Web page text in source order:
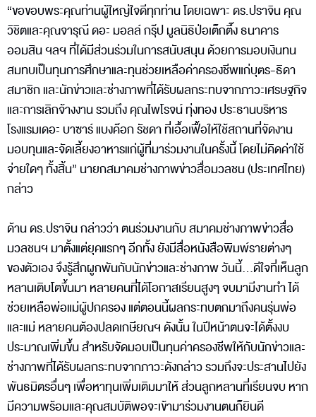
“ขอขอบพระคุณท่านผู้ใหญ่ใจดีทุกท่าน โดยเฉพาะ ดร.ปราจิน คุณ
วิชิตและคุณจารุณี ดอะ มอลล์ กรุ๊ป มูลนิธิป่อเต็กตึ๊ง ธนาคาร
ออมสิน ฯลฯ ที่ได้มีส่วนร่วมในการสนับสนุน ด้วยการมอบเงินทน
สมทบเป็นทุนการศึกษาและทุนช่วยเหลือค่าครองชีพแก่บุตร-ธิดา
สมาชิก และนักข่าวและช่างภาพที่ได้รับผลกระทบจากภาวะเศรษฐกิจ
และการเลิกจ้างงาน รวมถึง คุณไพโรจน์ ทุ่งทอง ประธานบริหาร
โรงแรมเดอะ บาซาร์ แบงค๊อก รัชดา ที่เอื้อเฟื้อให้ใช้สถานที่จัดงาน
มอบทุนและจัดเลี้ยงอาหารแก่ผู้ที่มาร่วมงานในครั้งนี้ โดยไม่คิดค่าใช้
จ่ายใดๆ ทั้งสิ้น” นายกสมาคมช่างภาพข่าวสื่อมวลชน (ประเทศไทย)
กล่าว
ด้าน ดร.ปราจิน กล่าวว่า ตนร่วมงานกับ สมาคมช่างภาพข่าวสื่อ
มวลชนฯ มาตั้งแต่ยุคแรกๆ อีกทั้ง ยังมีสื่อหนังสือพิมพ์รายต่างๆ
ของตัวเอง จึงรู้สึกผูกพันกับนักข่าวและช่างภาพ วันนี้...ดีใจที่เห็นลูก
หลานเติบโตขึ้นมา หลายคนที่ได้โอกาสเรียนสูงๆ จบมามีงานทำ ได้
ช่วยเหลือพ่อแม่ผู้ปกครอง แต่ตอนนี้ผลกระทบตกมาถึงคนรุ่นพ่อ
และแม่ หลายคนต้องปลดเกษียณฯ ดังนั้น ในปีหน้าตนจะได้ตั้งงบ
ประมาณเพิ่มขึ้น สำหรับจัดมอบเป็นทุนค่าครองชีพให้กับนักข่าวและ
ช่างภาพที่ได้รับผลกระทบจากภาวะดังกล่าว รวมถึงจะประสานไปยัง
พันธมิตรอื่นๆ เพื่อหาทุนเพิ่มเติมมาให้ ส่วนลูกหลานที่เรียนจบ หาก
มีความพร้อมและคุณสมบัติพอจะเข้ามาร่วมงานตนก็ยินดี